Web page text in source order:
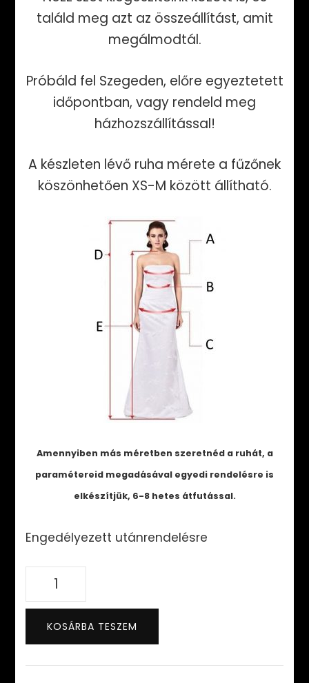
találd meg azt az összeállítást, amit
megálmodtál.
Próbáld fel Szegeden, előre egyeztetett
időpontban, vagy rendeld meg
házhozszállítással!
A készleten lévő ruha mérete a fűzőnek
köszönhetően XS-M között állítható.
Amennyiben más méretben szeretnéd a ruhát, a
paramétereid megadásával egyedi rendelésre is
elkészítjük, 6-8 hetes átfutással.
Engedélyezett utánrendelésre
Marilyn
Dress
mennyiség
KOSÁRBA TESZEM